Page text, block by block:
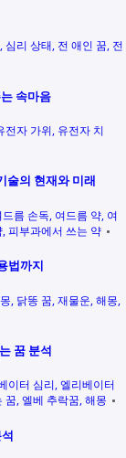
심리 상태 전 애인 꿈 전
속마음
전자 가위 유전자 치
술의 현재와 미래
드름 손독 여드름 약 여
피부과에서 쓰는 약
법까지
닭똥 꿈 재물운 해몽
꿈 분석
이터 심리 엘리베이터
꿈 엘베 추락꿈 해몽